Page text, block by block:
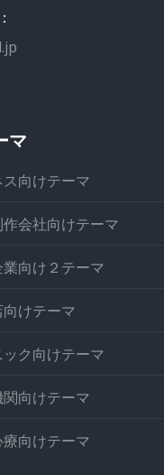
ださい：
マ
向けテーマ
会社向けテーマ
向け２テーマ
けテーマ
ク向けテーマ
向けテーマ
向けテーマ